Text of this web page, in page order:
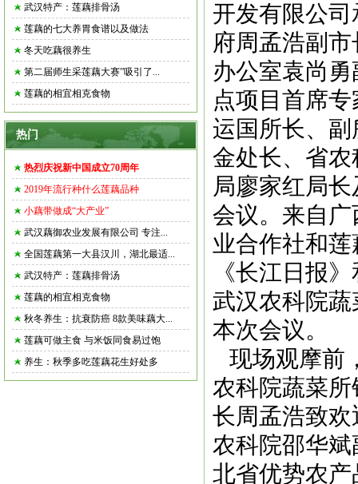
武汉特产：莲藕排骨汤
莲藕的七大养胃食谱以及做法
冬天吃藕很养生
第二届师生采莲藕大赛”吸引了...
莲藕的相宜相克食物
热门
热烈庆祝新中国成立70周年
2019年流行种什么莲藕品种
小藕带做成“大产业”
武汉藕御农业发展有限公司 专注...
全国莲藕第一大县汉川，湖北最适...
武汉特产：莲藕排骨汤
莲藕的相宜相克食物
秋冬养生：抗衰防癌 8款美味藕大...
莲藕可做主食 与米饭同食易过饱
养生：秋季多吃莲藕花生好处多
开发有限公
府周孟浩副
办公室袁尚
点项目首席
运国所长、
金处长、省
局廖家红局
会议。来自
业合作社和
《长江日报
武汉农科院
本次会议。
现场观摩前
农科院蔬菜
长周孟浩致
农科院邵华
北省优势农